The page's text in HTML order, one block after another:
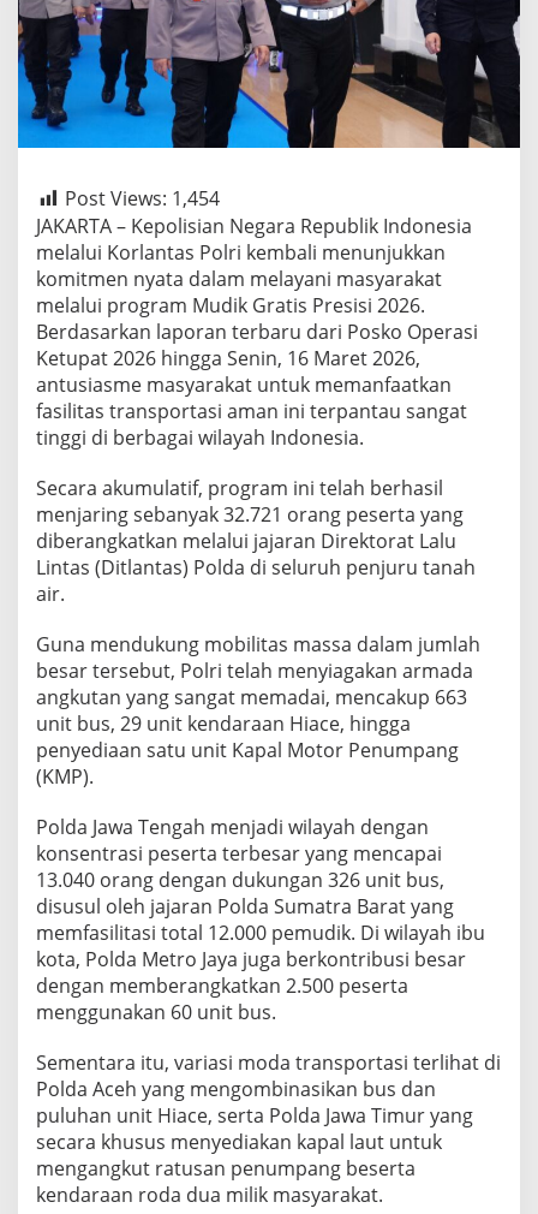
Post Views: 1,454
JAKARTA – Kepolisian Negara Republik Indonesia
melalui Korlantas Polri kembali menunjukkan
komitmen nyata dalam melayani masyarakat
melalui program Mudik Gratis Presisi 2026.
Berdasarkan laporan terbaru dari Posko Operasi
Ketupat 2026 hingga Senin, 16 Maret 2026,
antusiasme masyarakat untuk memanfaatkan
fasilitas transportasi aman ini terpantau sangat
tinggi di berbagai wilayah Indonesia.
Secara akumulatif, program ini telah berhasil
menjaring sebanyak 32.721 orang peserta yang
diberangkatkan melalui jajaran Direktorat Lalu
Lintas (Ditlantas) Polda di seluruh penjuru tanah
air.
Guna mendukung mobilitas massa dalam jumlah
besar tersebut, Polri telah menyiagakan armada
angkutan yang sangat memadai, mencakup 663
unit bus, 29 unit kendaraan Hiace, hingga
penyediaan satu unit Kapal Motor Penumpang
(KMP).
Polda Jawa Tengah menjadi wilayah dengan
konsentrasi peserta terbesar yang mencapai
13.040 orang dengan dukungan 326 unit bus,
disusul oleh jajaran Polda Sumatra Barat yang
memfasilitasi total 12.000 pemudik. Di wilayah ibu
kota, Polda Metro Jaya juga berkontribusi besar
dengan memberangkatkan 2.500 peserta
menggunakan 60 unit bus.
Sementara itu, variasi moda transportasi terlihat di
Polda Aceh yang mengombinasikan bus dan
puluhan unit Hiace, serta Polda Jawa Timur yang
secara khusus menyediakan kapal laut untuk
mengangkut ratusan penumpang beserta
kendaraan roda dua milik masyarakat.